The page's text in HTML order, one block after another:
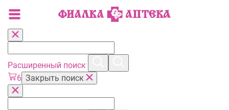
Расширенный поиск
6 Закрыть поиск